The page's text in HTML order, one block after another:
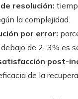
resolución:
la complejidad.
por error:
de 2–3% es
post-
de la